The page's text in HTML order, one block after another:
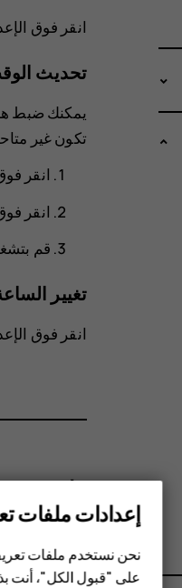
انقر فوق
تحديث
يمكنك ضبط
تكون غير
انقر
انقر
قم
تغيير الساعة
انقر فوق
هل وجدت
نعم
إعدادات ملفات
نحن نستخدم ملفات
على "قبول الكل"، أنت